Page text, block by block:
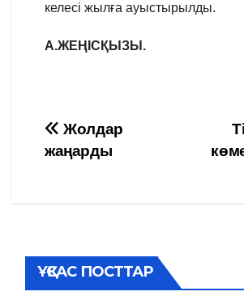
келесі жылға ауыстырылды.
А.ЖЕҢІСҚЫЗЫ.
Навигация
по
Жолдар
жаңарды
ҰҚСАС ПОСТТАР